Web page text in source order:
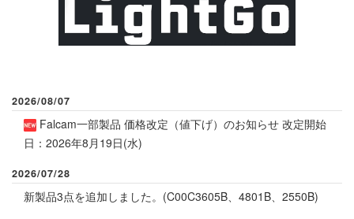
2026/08/07
Falcam一部製品 価格改定（値下げ）のお知らせ 改定開始
日：2026年8月19日(水)
2026/07/28
新製品3点を追加しました。(C00C3605B、 4801B、 2550B)